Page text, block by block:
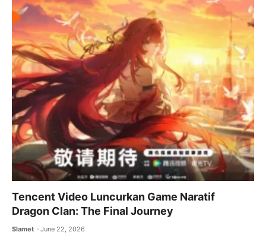
Tencent Video Luncurkan Game Naratif
Dragon Clan: The Final Journey
Slamet June 22, 2026